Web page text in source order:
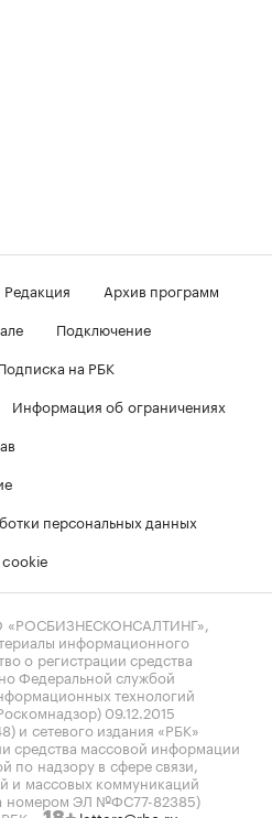
Редакция
Архив программ
Подключение
на РБК
Информация об ограничениях
персональных данных
информационного
о регистрации средства
Федеральной службой
технологий
09.12.2015
сетевого издания «РБК»
средства массовой информации
по надзору в сфере связи,
и массовых коммуникаций
номером ЭЛ №ФС77-82385)